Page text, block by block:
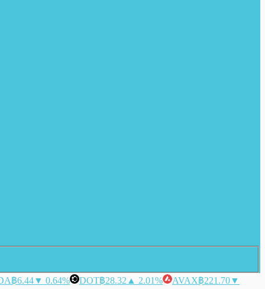
฿6.44▼ 0.64% DOT฿28.32 ▲ 2.01% AVAX฿221.70▼